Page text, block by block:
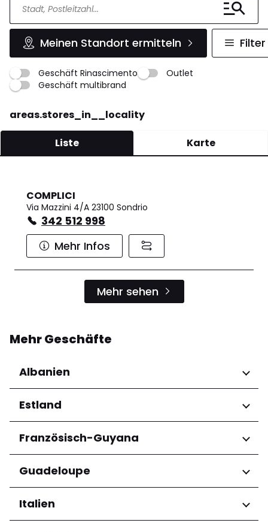
Meinen Standort ermitteln Filter
Geschäft Rinascimento
Outlet
Geschäft multibrand
areas.stores_in__locality
Liste Karte
COMPLICI
Via Mazzini 4/A 23100 Sondrio
342 512 998
Mehr Infos
Mehr sehen
Mehr Geschäfte
Albanien
Regionen
Qarku i Tiranës
Estland
Regionen
Harju maakond
Tartu maakond
Französisch-Guyana
Regionen
Arrondissement de Cayenne
Guadeloupe
Regionen
Grande-Terre
Italien